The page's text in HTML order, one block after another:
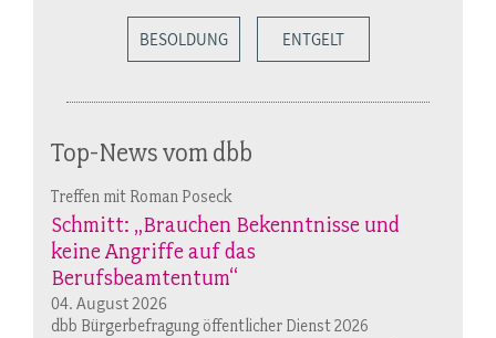
BESOLDUNG ENTGELT
Top-News vom dbb
Treffen mit Roman Poseck
Schmitt: „Brauchen Bekenntnisse und
keine Angriffe auf das
Berufsbeamtentum“
04. August 2026
dbb Bürgerbefragung öffentlicher Dienst 2026